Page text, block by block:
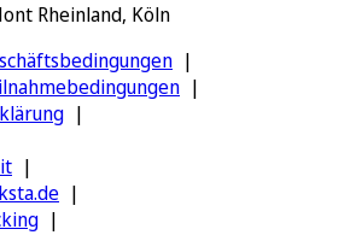
Rheinland, Köln